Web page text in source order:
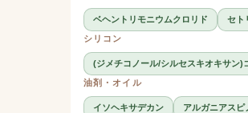
ベヘントリモニウムクロリド
セト
シリコン
(ジメチコノール/シルセスキオキサン)
油剤・オイル
イソヘキサデカン アルガニアスピ